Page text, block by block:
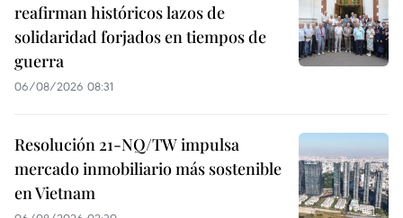
reafirman históricos lazos de
solidaridad forjados en tiempos de
guerra
06/08/2026 08:31
Resolución 21-NQ/TW impulsa
mercado inmobiliario más sostenible
en Vietnam